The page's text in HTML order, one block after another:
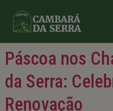
Páscoa nos
da Serra:
Renovação